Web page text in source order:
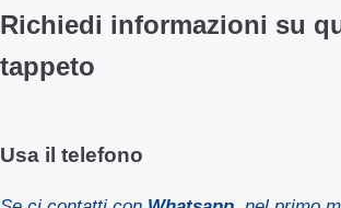
Richiedi informazioni su
tappeto
Usa il telefono